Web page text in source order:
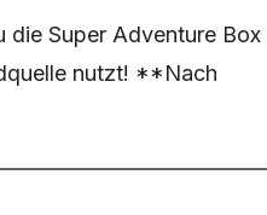
die Super Adventure Box
nutzt! **Nach